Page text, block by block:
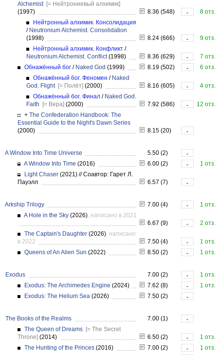
Alchemist [= Нейтрониевый алхимик]
(1997)
8.36 (548) -
8 отз.
Нейтронный алхимик. Консолидация
/ Neutronium Alchemist. Consolidation
(1998)
8.24 (666) -
9 отз.
Нейтронный алхимик. Конфликт /
Neutronium Alchemist. Conflict(1998) 8.36 (629) -
7 отз.
Обнажённый бог / Naked God (1999) 8.19 (502) -
6 отз.
Обнажённый бог. Феномен / Naked
God. Flight [= Полёт] (2000) 8.16 (605) -
4 отз.
Обнажённый бог. Финал / Naked God.
Faith
[= Вера] (2000) 7.92 (586) -
12 отз.
+ The Confederation Handbook: The
Essential Guide to the Night's Dawn Series
(2000)
8.15 (20) -
A Window Into Time Universe 5.50 (2)
-
A Window Into Time (2016) 6.00 (2) -
1 отз.
Light Chaser (2021) //Соавтор: Гарет Л.
Пауэлл
6.57 (7) -
Arkship Trilogy 7.00 (4) -
1 отз.
A Hole in the Sky (2026), написано в 2021
6.67 (9)
-
2 отз.
The Captain's Daughter (2026), написано
в 2022
7.50 (4) -
1 отз.
Queens of An Alien Sun (2022) 8.50 (2) - 1 отз.
Exodus 7.00 (2) -
1 отз.
Exodus: The Archimedes Engine (2024) 7.62 (8) -
1 отз.
Exodus: The Helium Sea (2026) 7.50 (2) -
The Books of the Realms 7.00 (1)
-
The Queen of Dreams [= The Secret
Throne] (2014) 6.50 (2) -
1 отз.
The Hunting of the Princes (2016) 7.00 (2) - 1 отз.